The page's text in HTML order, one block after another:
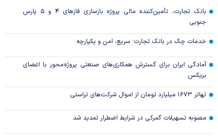
بانک تجارت، تأمین‌کننده مالی پروژه بازسازی فاز‌های ۴ و ۵ پارس
جنوبی
خدمات چک در بانک تجارت؛ سریع، امن و یکپارچه
آمادگی ایران برای گسترش همکاری‌های صنعتی پروژه‌محور با اعضای
بریکس
تهاتر ۱۶۷۳ میلیارد تومان از اموال شرکت‌های تراستی
مصوبه تسهیلات گمرکی در شرایط اضطرار تمدید شد